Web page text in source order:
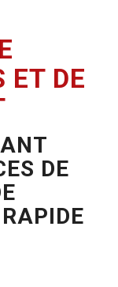
ET DE
DE